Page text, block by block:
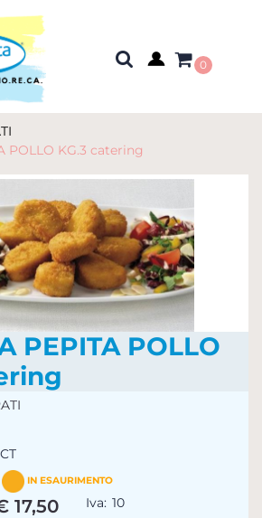
0
POLLO KG.3 catering
PEPITA POLLO
IN ESAURIMENTO
17,50 Iva: 10